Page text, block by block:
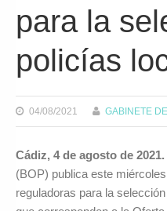
para la
policías
04/08/2021 GABINETE
Cádiz, 4 de agosto de 2021.
(BOP) publica este
reguladoras para la